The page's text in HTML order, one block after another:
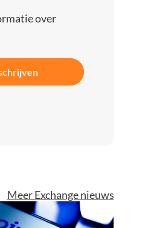
over
Meer Exchange nieuws